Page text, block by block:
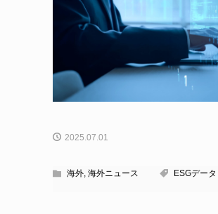
2025.07.01
海外, 海外ニュース ESGデータ